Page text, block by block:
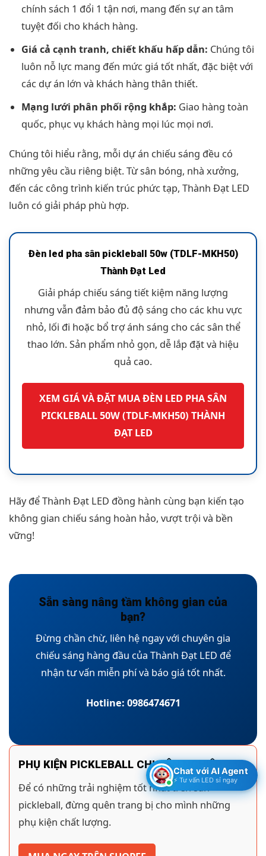
chính sách 1 đổi 1 tận nơi, mang đến sự an tâm
tuyệt đối cho khách hàng.
Giá cả cạnh tranh, chiết khấu hấp dẫn: Chúng tôi
luôn nỗ lực mang đến mức giá tốt nhất, đặc biệt với
các dự án lớn và khách hàng thân thiết.
Mạng lưới phân phối rộng khắp: Giao hàng toàn
quốc, phục vụ khách hàng mọi lúc mọi nơi.
Chúng tôi hiểu rằng, mỗi dự án chiếu sáng đều có
những yêu cầu riêng biệt. Từ sân bóng, nhà xưởng,
đến các công trình kiến trúc phức tạp, Thành Đạt LED
luôn có giải pháp phù hợp.
Đèn led pha sân pickleball 50w (TDLF-MKH50)
Thành Đạt Led
Giải pháp chiếu sáng tiết kiệm năng lượng
nhưng vẫn đảm bảo đủ độ sáng cho các khu vực
nhỏ, lối đi hoặc bổ trợ ánh sáng cho các sân thể
thao lớn. Sản phẩm nhỏ gọn, dễ lắp đặt và hiệu
quả cao.
XEM GIÁ VÀ ĐẶT MUA ĐÈN LED PHA SÂN
PICKLEBALL 50W (TDLF-MKH50) THÀNH
ĐẠT LED
Hãy để Thành Đạt LED đồng hành cùng bạn kiến tạo
không gian chiếu sáng hoàn hảo, vượt trội và bền
vững!
Sẵn sàng nâng tầm không gian của
bạn?
Đừng chần chừ, liên hệ ngay với chuyên gia
chiếu sáng hàng đầu của Thành Đạt LED để
nhận tư vấn miễn phí và báo giá tốt nhất.
Hotline: 0986474671
PHỤ KIỆN PICKLEBALL CHUYÊN NGHIỆP
Để có những trải nghiệm tốt nhất trên sân
pickleball, đừng quên trang bị cho mình những
phụ kiện chất lượng.
Chat với AI Agent
⚡ Tư vấn LED sỉ ngay